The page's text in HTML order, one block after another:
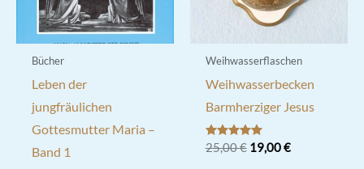
Bücher
Leben der
jungfräulichen
Gottesmutter Maria –
Band 1
Weihwasserflaschen
Weihwasserbecken
Barmherziger Jesus
Bewertet mit
5.00
25,00€ Ursprünglicher
19,00€Aktueller